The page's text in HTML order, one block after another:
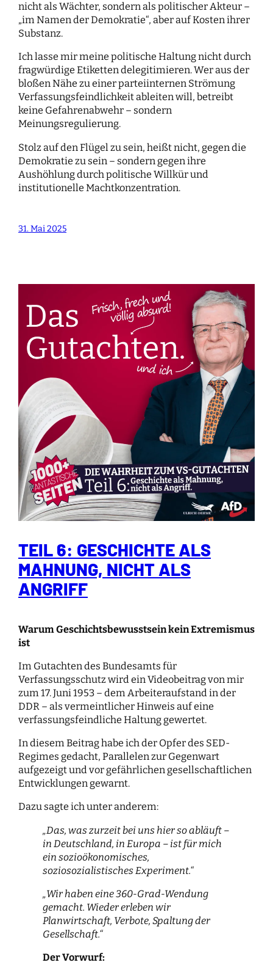
nicht als Wächter, sondern als politischer Akteur –
„im Namen der Demokratie“, aber auf Kosten ihrer
Substanz.
Ich lasse mir meine politische Haltung nicht durch
fragwürdige Etiketten delegitimieren. Wer aus der
bloßen Nähe zu einer parteiinternen Strömung
Verfassungsfeindlichkeit ableiten will, betreibt
keine Gefahrenabwehr – sondern
Meinungsregulierung.
Stolz auf den Flügel zu sein, heißt nicht, gegen die
Demokratie zu sein – sondern gegen ihre
Aushöhlung durch politische Willkür und
institutionelle Machtkonzentration.
31. Mai 2025
TEIL 6: GESCHICHTE ALS
MAHNUNG, NICHT ALS
ANGRIFF
Warum Geschichtsbewusstsein kein Extremismus
ist
Im Gutachten des Bundesamts für
Verfassungsschutz wird ein Videobeitrag von mir
zum 17. Juni 1953 – dem Arbeiteraufstand in der
DDR – als vermeintlicher Hinweis auf eine
verfassungsfeindliche Haltung gewertet.
In diesem Beitrag habe ich der Opfer des SED-
Regimes gedacht, Parallelen zur Gegenwart
aufgezeigt und vor gefährlichen gesellschaftlichen
Entwicklungen gewarnt.
Dazu sagte ich unter anderem:
„Das, was zurzeit bei uns hier so abläuft –
in Deutschland, in Europa – ist für mich
ein sozioökonomisches,
soziosozialistisches Experiment.“
„Wir haben eine 360-Grad-Wendung
gemacht. Wieder erleben wir
Planwirtschaft, Verbote, Spaltung der
Gesellschaft.“
Der Vorwurf: